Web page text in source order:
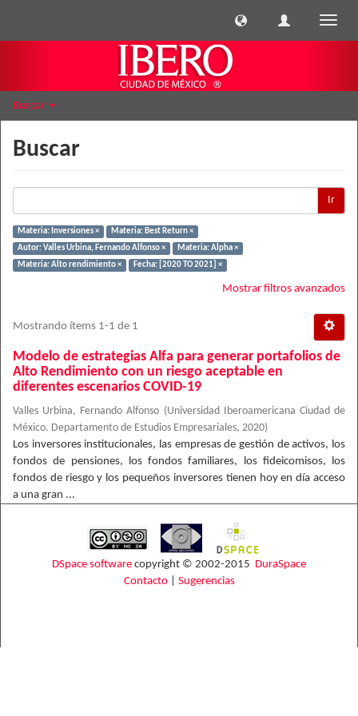
Buscar
Buscar
Ir
Materia: Inversiones ×
Materia: Best Return ×
Autor: Valles Urbina, Fernando Alfonso ×
Materia: Alpha ×
Materia: Alto rendimiento ×
Fecha: [2020 TO 2021] ×
Mostrar filtros avanzados
Mostrando ítems 1-1 de 1
Modelo de estrategias Alfa para generar portafolios de
Alto Rendimiento con un riesgo aceptable en
diferentes escenarios COVID-19
Valles Urbina, Fernando Alfonso (Universidad Iberoamericana Ciudad de
México. Departamento de Estudios Empresariales, 2020)
Los inversores institucionales, las empresas de gestión de activos, los
fondos de pensiones, los fondos familiares, los fideicomisos, los
fondos de riesgo y los pequeños inversores tienen hoy en día acceso
a una gran ...
DSpace software copyright © 2002-2015 DuraSpace
Contacto| Sugerencias